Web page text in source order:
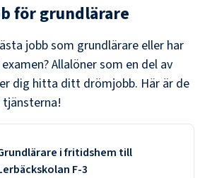
förgrundlärare
jobb som grundlärare eller har
Allalöner som en del av
dig hitta ditt drömjobb. Här är de
i fritidshem till
F-3